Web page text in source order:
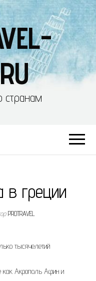
странам
греции
PROTRAVEL
тысячелетий
как Акрополь Афин и